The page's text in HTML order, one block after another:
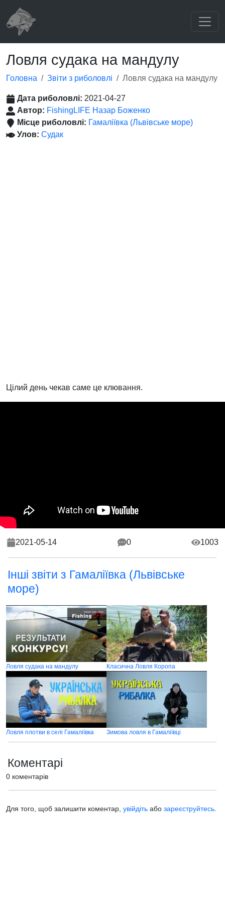
Ловля судака на мандулу
Головна Звіти з риболовлі Ловля судака на мандулу
Дата риболовлі: 2021-04-27
Автор: FishingLIFE Назар Боженко
Місце риболовлі: Гамаліївка (Львівське море)
Улов: Судак
Цілий день чекав саме це клювання.
2021-05-14 0 1003
Інші звіти з Гамаліївка (Львівське
море)
Ловля судака на мандулу Класична Ловля Коропа
Ловля плотви в селі Гамаліївка Зимова ловля в Гамаліївці
Коментарі
0 коментарів
Для того, щоб залишити коментар, увійдіть або зареєструйтесь